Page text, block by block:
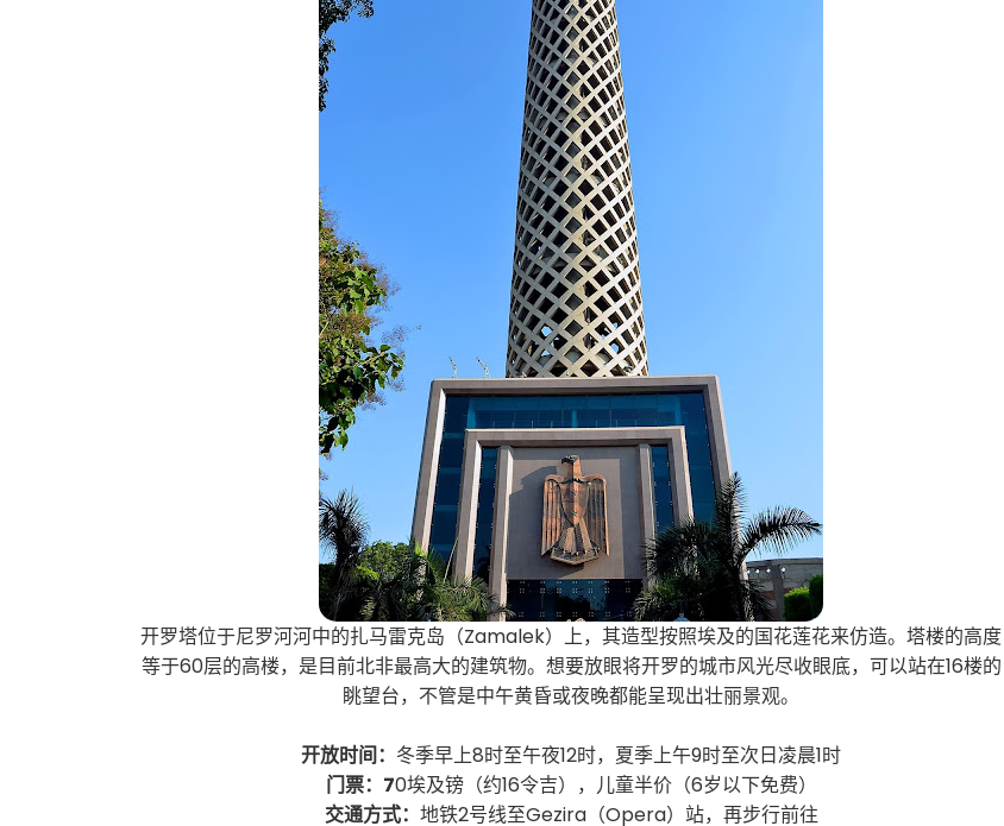
开罗塔位于尼罗河河中的扎马雷克岛（Zamalek）上，其造型按照埃及的国花莲花来仿造。塔楼的高度
等于60层的高楼，是目前北非最高大的建筑物。想要放眼将开罗的城市风光尽收眼底，可以站在16楼的
眺望台，不管是中午黄昏或夜晚都能呈现出壮丽景观。
开放时间： 冬季早上8时至午夜12时，夏季上午9时至次日凌晨1时
门票：70埃及镑（约16令吉），儿童半价（6岁以下免费）
交通方式： 地铁2号线至Gezira（Opera）站，再步行前往